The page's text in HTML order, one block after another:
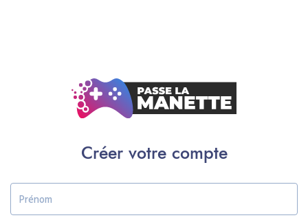
Créer votre compte